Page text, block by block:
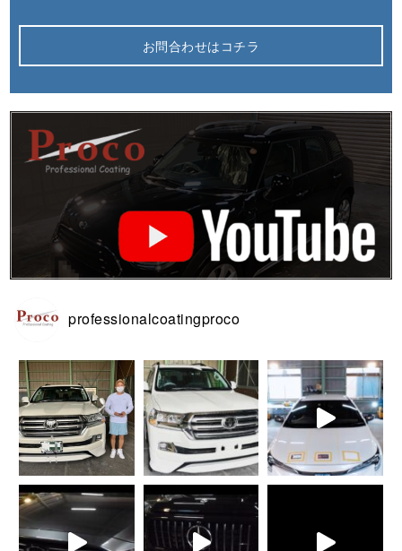
お問合わせはコチラ
professionalcoatingproco